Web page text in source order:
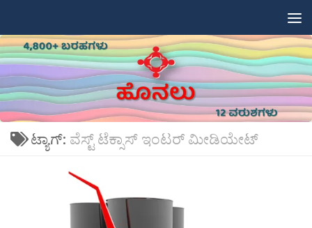
ಟ್ಯಾಗ್: ವೆಸ್ಟ್ ಟೆಕ್ಸಾಸ್ ಇಂಟರ್ ಮೀಡಿಯೇಟ್